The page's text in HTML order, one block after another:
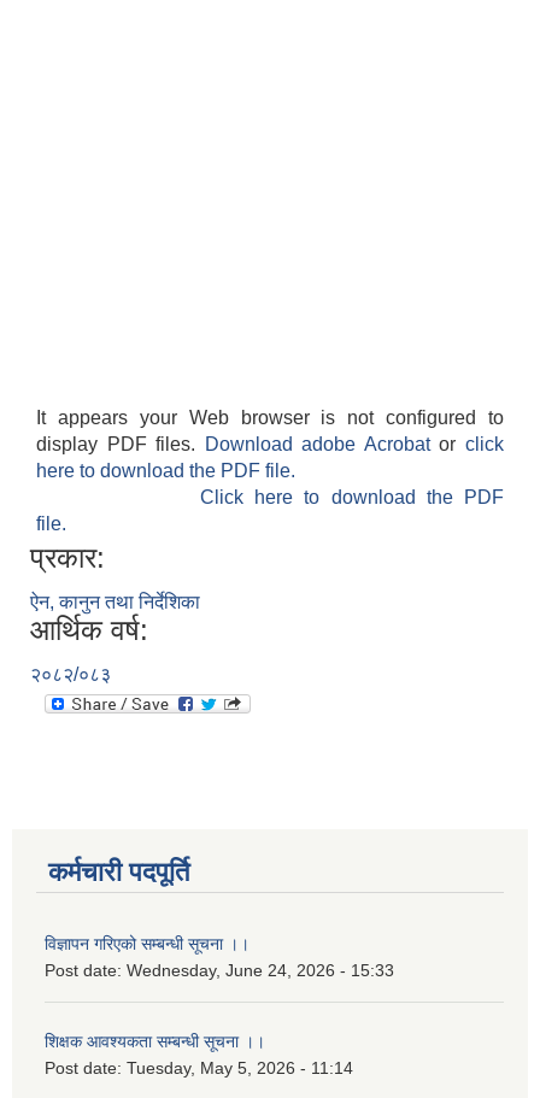
It appears your Web browser is not configured to
display PDF files.
Download adobe Acrobatorclick
here to download the PDF file.
Click here to download the PDF
file.
प्रकार:
ऐन, कानुन तथा निर्देशिका
आर्थिक वर्ष:
२०८२/०८३
कर्मचारी पदपूर्ति
विज्ञापन गरिएको सम्बन्धी सूचना ।।
Post date: Wednesday, June 24, 2026 - 15:33
शिक्षक आवश्यकता सम्बन्धी सूचना ।।
Post date: Tuesday, May 5, 2026 - 11:14